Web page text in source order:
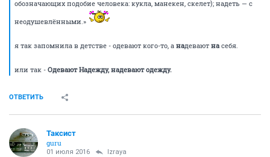
обозначающих подобие человека: кукла, манекен, скелет); надеть — с
неодушевлёнными.»
я так запомнила в детстве - одевают кого-то, а надевают на себя.
или так - Одевают Надежду, надевают одежду.
ОТВЕТИТЬ
Таксист
guru
01 июля 2016 Izraya